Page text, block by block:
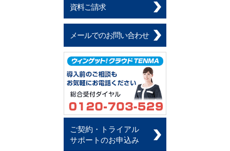
資料ご請求
メールでのお問い合わせ
ご契約・トライアル
サポートのお申込み